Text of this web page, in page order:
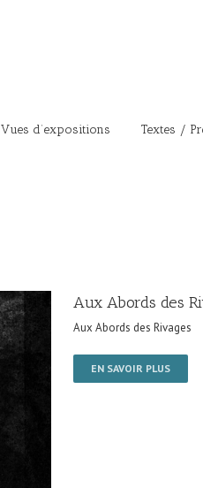
Vues d’expositions Textes /
Aux Abords des
Aux Abords des Rivages
EN SAVOIR PLUS